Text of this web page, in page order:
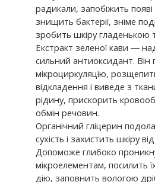
радикали, запобіжить
знищить бактерії, зніме
зробить шкіру гладенькою
Екстракт зеленої кави ―
сильний антиоксидант. Він
мікроциркуляцію,
відкладення і виведе з
рідину, прискорить
обмін речовин.
Органічний гліцерин
сухість і захистить шкіру
Допоможе глибоко
мікроелементам, посилить
дію, заповнить вологою